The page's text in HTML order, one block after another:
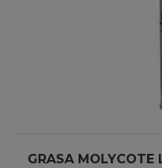
GRASA MOLYCOTE